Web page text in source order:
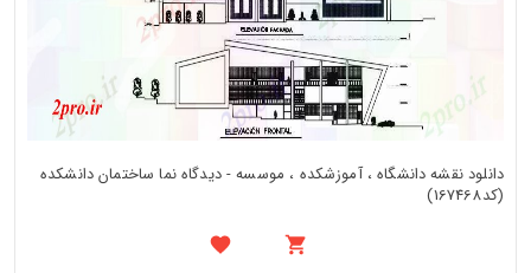
دانلود نقشه دانشگاه ، آموزشکده ، موسسه - دیدگاه نما ساختمان دانشکده
(کد167468)